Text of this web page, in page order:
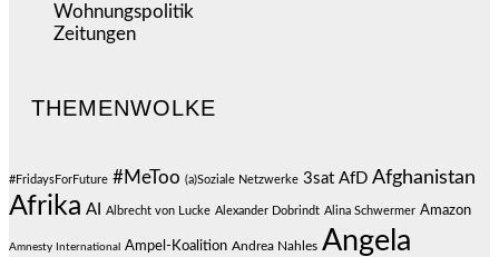
Wohnungspolitik
Zeitungen
THEMENWOLKE
#FridaysForFuture #MeToo (a)Soziale Netzwerke 3sat AfD Afghanistan
Afrika AI Albrecht von Lucke Alexander Dobrindt Alina Schwermer Amazon
Amnesty International Ampel-Koalition Andrea Nahles Angela